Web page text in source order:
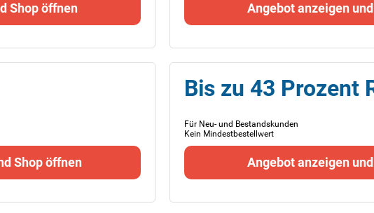
Shop öffnen Angebot anzeigen
Shop öffnen
Bis zu 43 Prozent
Für Neu- und Bestandskunden
Kein Mindestbestellwert
Angebot anzeigen